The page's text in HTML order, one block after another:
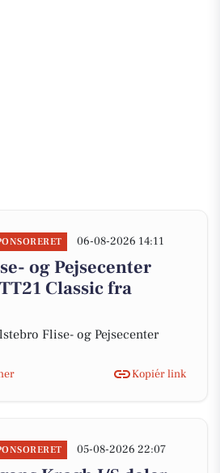
06-08-2026 14:11
og Pejsecenter
Classic fra
Flise- og Pejsecenter
Kopiér link
05-08-2026 22:07